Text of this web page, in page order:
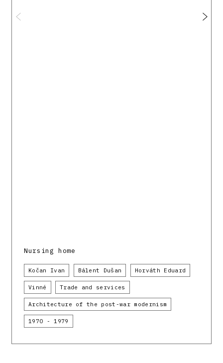
Nursing home
Kočan Ivan Bálent Dušan Horváth Eduard
Vinné Trade and services
Architecture of the post-war modernism
1970 - 1979